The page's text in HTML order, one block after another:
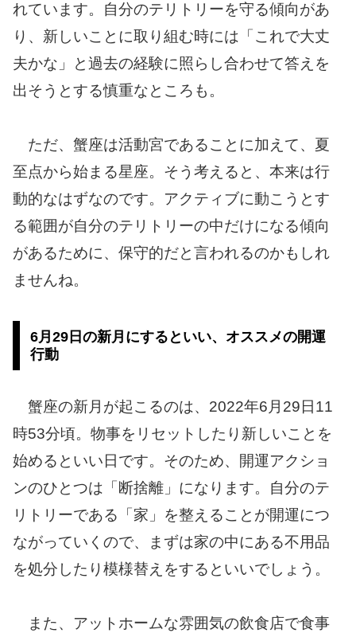
れています。自分のテリトリーを守る傾向があ
り、新しいことに取り組む時には「これで大丈
夫かな」と過去の経験に照らし合わせて答えを
出そうとする慎重なところも。
ただ、蟹座は活動宮であることに加えて、夏
至点から始まる星座。そう考えると、本来は行
動的なはずなのです。アクティブに動こうとす
る範囲が自分のテリトリーの中だけになる傾向
があるために、保守的だと言われるのかもしれ
ませんね。
6月29日の新月にするといい、オススメの開運
行動
蟹座の新月が起こるのは、2022年6月29日11
時53分頃。物事をリセットしたり新しいことを
始めるといい日です。そのため、開運アクショ
ンのひとつは「断捨離」になります。自分のテ
リトリーである「家」を整えることが開運につ
ながっていくので、まずは家の中にある不用品
を処分したり模様替えをするといいでしょう。
また、アットホームな雰囲気の飲食店で食事